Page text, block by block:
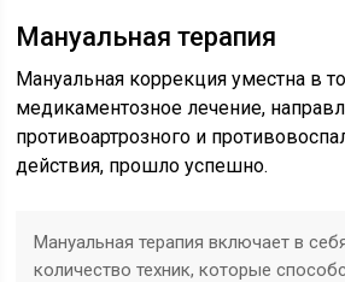
Мануальная терапия
Мануальная коррекция уместна в
медикаментозное лечение,
противоартрозного и
действия, прошло успешно.
Мануальная терапия включает в
количество техник, которые